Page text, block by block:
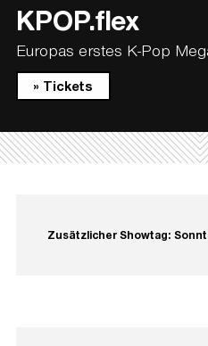
KPOP.flex
Europas erstes K-Pop
» Tickets
Zusätzlicher Showtag: